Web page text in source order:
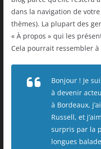
dans la navigation de
thèmes). La plupart des
« À propos » qui les
Cela pourrait ressembler
Bonjour ! Je
à devenir
à Bordeaux,
Russell, et
surpris par la
longues